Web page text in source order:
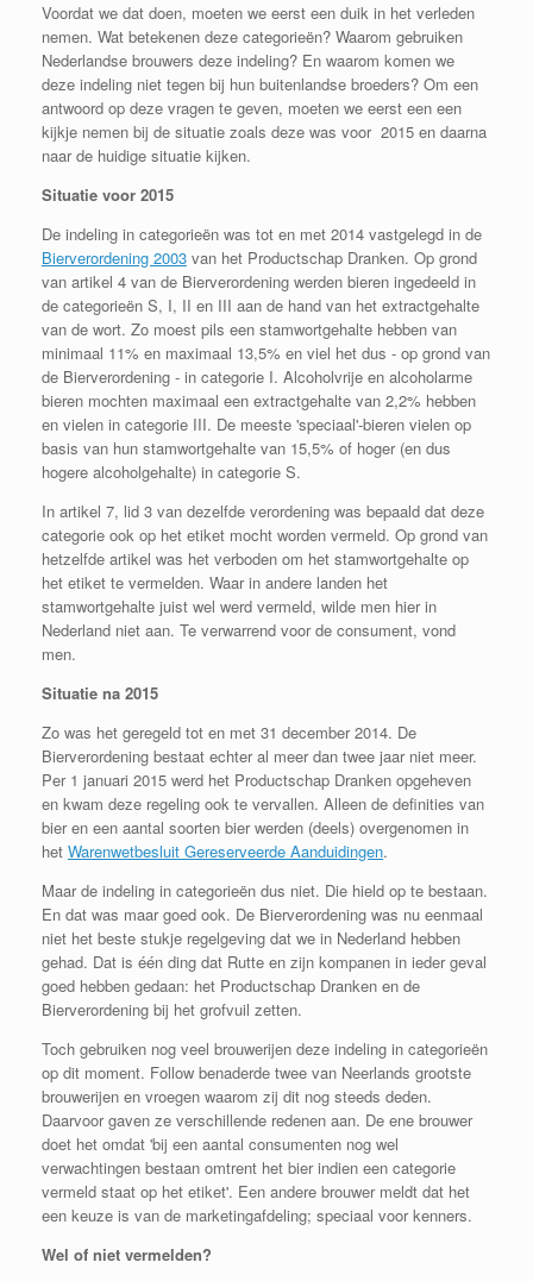
Voordat we dat doen, moeten we eerst een duik in het verleden
nemen. Wat betekenen deze categorieën? Waarom gebruiken
Nederlandse brouwers deze indeling? En waarom komen we
deze indeling niet tegen bij hun buitenlandse broeders? Om een
antwoord op deze vragen te geven, moeten we eerst een een
kijkje nemen bij de situatie zoals deze was voor 2015 en daarna
naar de huidige situatie kijken.
Situatie voor 2015
De indeling in categorieën was tot en met 2014 vastgelegd in de
Bierverordening 2003 van het Productschap Dranken. Op grond
van artikel 4 van de Bierverordening werden bieren ingedeeld in
de categorieën S, I, II en III aan de hand van het extractgehalte
van de wort. Zo moest pils een stamwortgehalte hebben van
minimaal 11% en maximaal 13,5% en viel het dus - op grond van
de Bierverordening - in categorie I. Alcoholvrije en alcoholarme
bieren mochten maximaal een extractgehalte van 2,2% hebben
en vielen in categorie III. De meeste 'speciaal'-bieren vielen op
basis van hun stamwortgehalte van 15,5% of hoger (en dus
hogere alcoholgehalte) in categorie S.
In artikel 7, lid 3 van dezelfde verordening was bepaald dat deze
categorie ook op het etiket mocht worden vermeld. Op grond van
hetzelfde artikel was het verboden om het stamwortgehalte op
het etiket te vermelden. Waar in andere landen het
stamwortgehalte juist wel werd vermeld, wilde men hier in
Nederland niet aan. Te verwarrend voor de consument, vond
men.
Situatie na 2015
Zo was het geregeld tot en met 31 december 2014. De
Bierverordening bestaat echter al meer dan twee jaar niet meer.
Per 1 januari 2015 werd het Productschap Dranken opgeheven
en kwam deze regeling ook te vervallen. Alleen de definities van
bier en een aantal soorten bier werden (deels) overgenomen in
het Warenwetbesluit Gereserveerde Aanduidingen.
Maar de indeling in categorieën dus niet. Die hield op te bestaan.
En dat was maar goed ook. De Bierverordening was nu eenmaal
niet het beste stukje regelgeving dat we in Nederland hebben
gehad. Dat is één ding dat Rutte en zijn kompanen in ieder geval
goed hebben gedaan: het Productschap Dranken en de
Bierverordening bij het grofvuil zetten.
Toch gebruiken nog veel brouwerijen deze indeling in categorieën
op dit moment. Follow benaderde twee van Neerlands grootste
brouwerijen en vroegen waarom zij dit nog steeds deden.
Daarvoor gaven ze verschillende redenen aan. De ene brouwer
doet het omdat 'bij een aantal consumenten nog wel
verwachtingen bestaan omtrent het bier indien een categorie
vermeld staat op het etiket'. Een andere brouwer meldt dat het
een keuze is van de marketingafdeling; speciaal voor kenners.
Wel of niet vermelden?